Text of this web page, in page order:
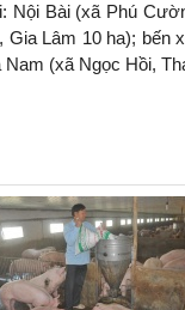
Bài (xã Phú
Lâm 10 ha); bến
(xã Ngọc Hồi,